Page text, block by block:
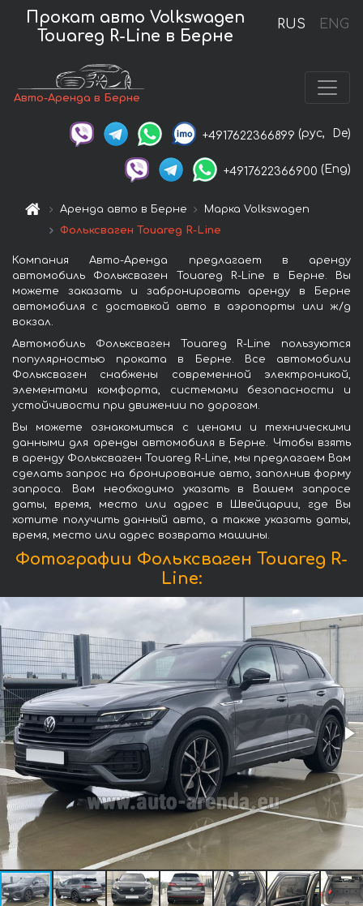
RUS ENG
Прокат авто Volkswagen
Touareg R-Line в Берне
Авто-Аренда в Берне
+4917622366899 (рус, De)
+4917622366900 (Eng)
Аренда авто в Берне
Марка Volkswagen
Фольксваген Touareg R-Line
Компания Авто-Аренда предлагает в аренду
автомобиль Фольксваген Touareg R-Line в Берне. Вы
можете заказать и забронировать аренду в Берне
автомобиля с доставкой авто в аэропорты или ж/д
вокзал.
Автомобиль Фольксваген Touareg R-Line пользуются
популярностью проката в Берне. Все автомобили
Фольксваген снабжены современной электроникой,
элементами комфорта, системами безопасности и
устойчивости при движении по дорогам.
Вы можете ознакомиться с ценами и техническими
данными для аренды автомобиля в Берне. Чтобы взять
в аренду Фольксваген Touareg R-Line, мы предлагаем Вам
сделать запрос на бронирование авто, заполнив форму
запроса. Вам необходимо указать в Вашем запросе
даты, время, место или адрес в Швейцарии, где Вы
хотите получить данный авто, а также указать даты,
время, место или адрес возврата машины.
Фотографии Фольксваген Touareg R-
Line: